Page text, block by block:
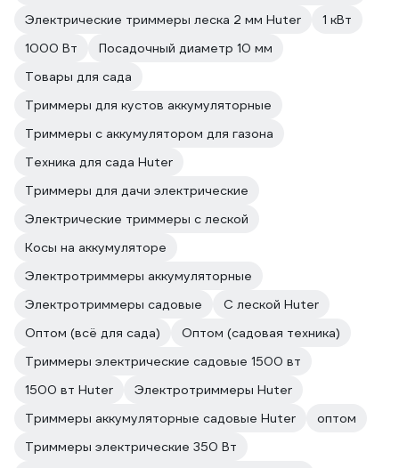
Электрические триммеры леска 2 мм Huter
1 кВт
1000 Вт
Посадочный диаметр 10 мм
Товары для сада
Триммеры для кустов аккумуляторные
Триммеры с аккумулятором для газона
Техника для сада Huter
Триммеры для дачи электрические
Электрические триммеры с леской
Косы на аккумуляторе
Электротриммеры аккумуляторные
Электротриммеры садовые
С леской Huter
Оптом (всё для сада)
Оптом (садовая техника)
Триммеры электрические садовые 1500 вт
1500 вт Huter
Электротриммеры Huter
Триммеры аккумуляторные садовые Huter
оптом
Триммеры электрические 350 Вт